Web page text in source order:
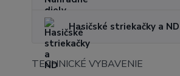
Hasičské striekačky a ND
TECHNICKÉ VYBAVENIE